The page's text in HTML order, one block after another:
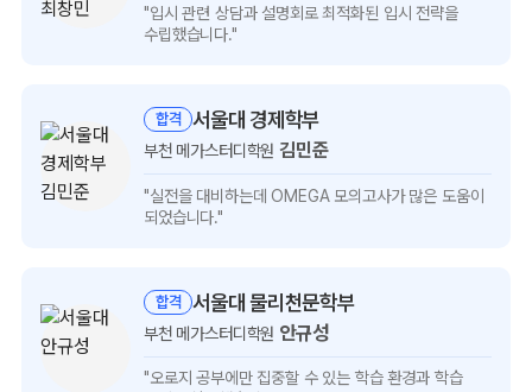
"입시 관련 상담과 설명회로최적화된 입시 전략을
수립했습니다."
합격 서울대 경제학부
부천 메가스터디학원김민준
"실전을 대비하는데 OMEGA 모의고사가많은 도움이
되었습니다."
합격 서울대 물리천문학부
부천 메가스터디학원 안규성
"오로지 공부에만 집중할 수 있는 학습 환경과 학습